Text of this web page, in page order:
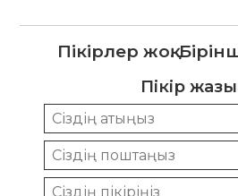
Пікірлер жоқ.
Пікір